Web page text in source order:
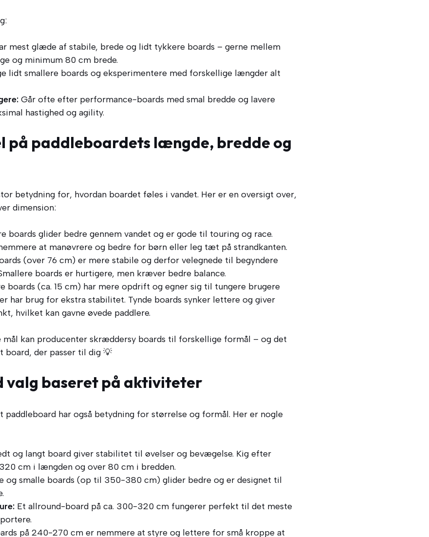
mest glæde af stabile, brede og lidt tykkere boards – gerne mellem
og minimum 80 cm brede.
lidt smallere boards og eksperimentere med forskellige længder alt
Går ofte efter performance-boards med smal bredde og lavere
hastighed og agility.
på paddleboardets længde, bredde og
betydning for, hvordan boardet føles i vandet. Her er en oversigt over,
dimension:
boards glider bedre gennem vandet og er gode til touring og race.
at manøvrere og bedre for børn eller leg tæt på strandkanten.
(over 76 cm) er mere stabile og derfor velegnede til begyndere
boards er hurtigere, men kræver bedre balance.
boards (ca. 15 cm) har mere opdrift og egner sig til tungere brugere
har brug for ekstra stabilitet. Tynde boards synker lettere og giver
hvilket kan gavne øvede paddlere.
mål kan producenter skræddersy boards til forskellige formål – og det
board, der passer til dig 💡
valg baseret på aktiviteter
paddleboard har også betydning for størrelse og formål. Her er nogle
og langt board giver stabilitet til øvelser og bevægelse. Kig efter
cm i længden og over 80 cm i bredden.
og smalle boards (op til 350-380 cm) glider bedre og er designet til
Et allround-board på ca. 300-320 cm fungerer perfekt til det meste
på 240-270 cm er nemmere at styre og lettere for små kroppe at